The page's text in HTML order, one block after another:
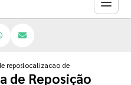
reposicao hormonal em gel
localizacao de clinica de
de Reposição